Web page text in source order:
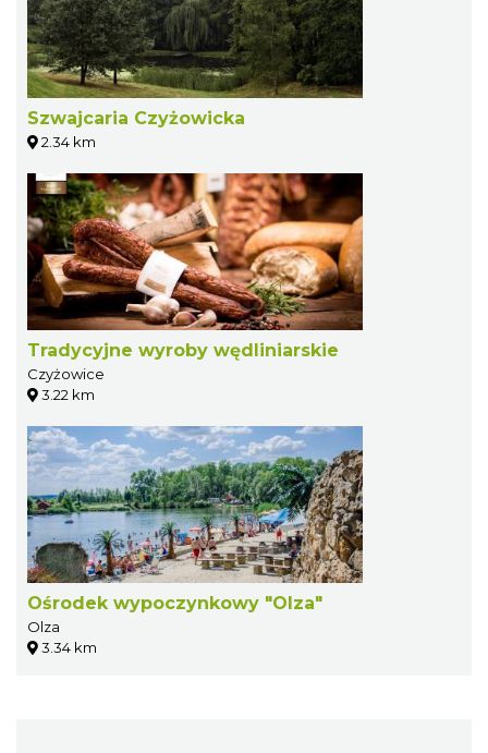
Szwajcaria Czyżowicka
2.34 km
Tradycyjne wyroby wędliniarskie
Czyżowice
3.22 km
Ośrodek wypoczynkowy "Olza"
Olza
3.34 km